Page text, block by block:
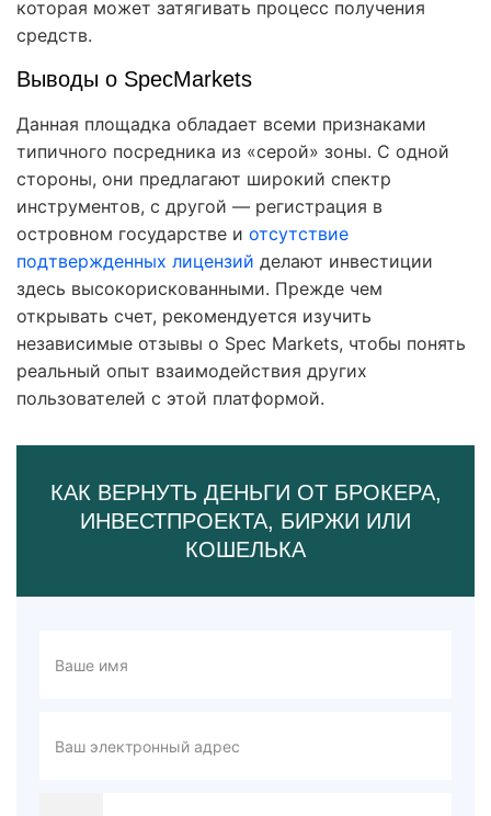
которая может затягивать процесс получения
средств.
Выводы о SpecMarkets
Данная площадка обладает всеми признаками
типичного посредника из «серой» зоны. С одной
стороны, они предлагают широкий спектр
инструментов, с другой — регистрация в
островном государстве и отсутствие
подтвержденных лицензий делают инвестиции
здесь высокорискованными. Прежде чем
открывать счет, рекомендуется изучить
независимые отзывы о Spec Markets, чтобы понять
реальный опыт взаимодействия других
пользователей с этой платформой.
КАК ВЕРНУТЬ ДЕНЬГИ ОТ БРОКЕРА,
ИНВЕСТПРОЕКТА, БИРЖИ ИЛИ
КОШЕЛЬКА